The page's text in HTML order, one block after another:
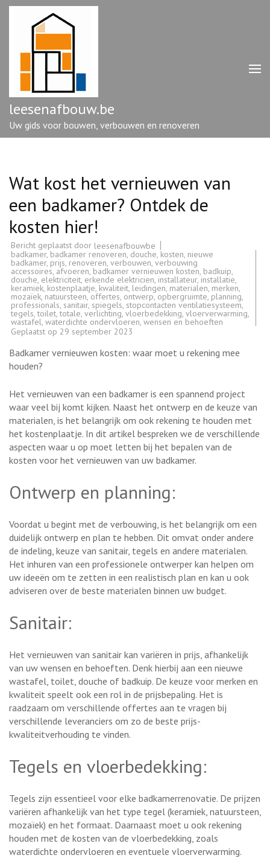
Ga
enter)
leesenafbouw.be
Uw gids voor bouwen, verbouwen en renoveren
Wat kost het vernieuwen van
een badkamer? Ontdek de
kosten hier!
Bericht geplaatst door leesenafbouwbe
badkamer, badkamer renoveren, douche, kosten, nieuwe
badkamer, prijs, renoveren, verbouwen, verbouwing
accessoires, afvoeren, badkamer vernieuwen kosten, badkuip,
douche, elektriciteit, erkende elektricien, installateur, installatie,
keramiek, kostenplaatje, kwaliteit, leidingen, materialen, merken,
mozaïek, natuursteen,offertes, ontwerp, opbergruimte, planning,
professionals, sanitair, spiegels, stopcontacten ventilatiesysteem,
tegels,toilet,totale, verlichting, vloerbedekking, vloerverwarming,
wastafel, waterdichte ondervloeren, wensen en behoeften
Geplaatst op 29 september 2023
Badkamer vernieuwen kosten: waar moet u rekening mee
houden?
Het vernieuwen van een badkamer is een spannend project
waar veel bij komt kijken. Naast het ontwerp en de keuze van
materialen, is het belangrijk om ook rekening te houden met
het kostenplaatje. In dit artikel bespreken we de verschillende
aspecten waar u op moet letten bij het bepalen van de
kosten voor het vernieuwen van uw badkamer.
Ontwerp en planning:
Voordat u begint met de verbouwing, is het belangrijk om een
duidelijk ontwerp en plan te hebben. Dit omvat onder andere
de indeling, keuze van sanitair, tegels en andere materialen.
Het inhuren van een professionele ontwerper kan helpen om
uw ideeën om te zetten in een realistisch plan en kan u ook
adviseren over de beste materialen binnen uw budget.
Sanitair:
Het vernieuwen van sanitair kan variëren in prijs, afhankelijk
van uw wensen en behoeften. Denk hierbij aan een nieuwe
wastafel, toilet, douche of badkuip. De keuze voor merken en
kwaliteit speelt ook een rol in de prijsbepaling. Het is
raadzaam om verschillende offertes aan te vragen bij
verschillende leveranciers om zo de beste prijs-
kwaliteitverhouding te vinden.
Tegels en vloerbedekking:
Tegels zijn essentieel voor elke badkamerrenovatie. De prijzen
variëren afhankelijk van het type tegel (keramiek, natuursteen,
mozaïek) en het formaat. Daarnaast moet u ook rekening
houden met de kosten van de vloerbedekking, zoals
waterdichte ondervloeren en eventuele vloerverwarming.